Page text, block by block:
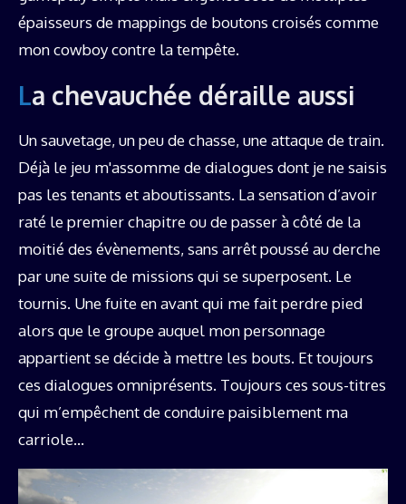
épaisseurs de mappings de boutons croisés comme
mon cowboy contre la tempête.
La chevauchée déraille aussi
Un sauvetage, un peu de chasse, une attaque de train.
Déjà le jeu m'assomme de dialogues dont je ne saisis
pas les tenants et aboutissants. La sensation d’avoir
raté le premier chapitre ou de passer à côté de la
moitié des évènements, sans arrêt poussé au derche
par une suite de missions qui se superposent. Le
tournis. Une fuite en avant qui me fait perdre pied
alors que le groupe auquel mon personnage
appartient se décide à mettre les bouts. Et toujours
ces dialogues omniprésents. Toujours ces sous-titres
qui m’empêchent de conduire paisiblement ma
carriole…